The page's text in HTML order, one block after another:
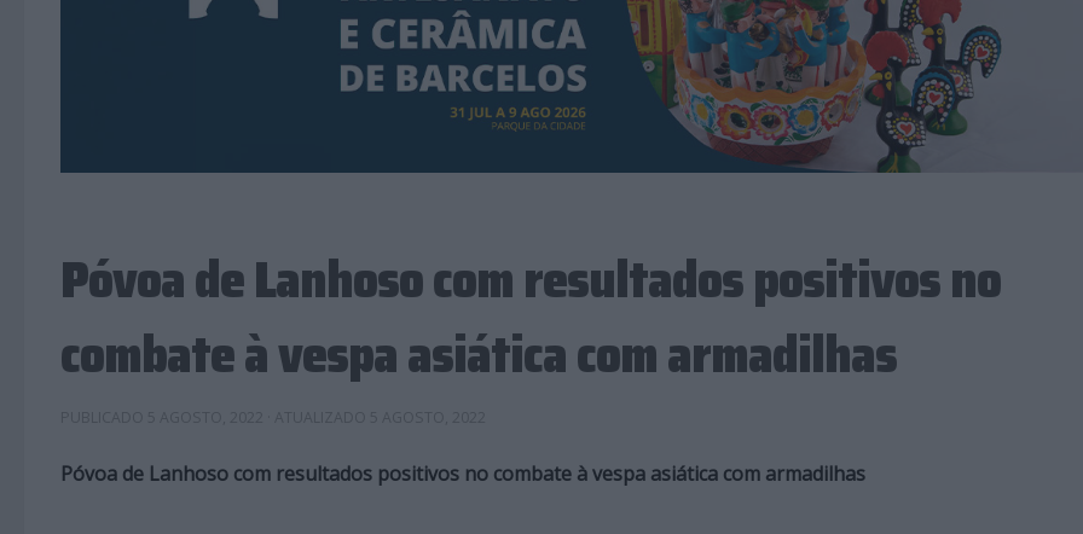
Póvoa de Lanhoso com resultados positivos no
combate à vespa asiática com armadilhas
Póvoa de Lanhoso com resultados positivos no combate à vespa asiática com armadilhas